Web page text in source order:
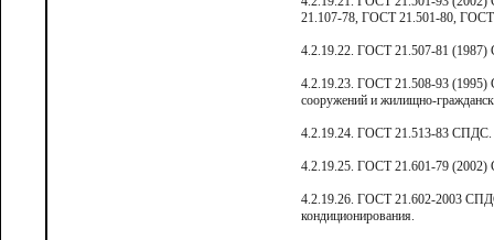
21.107-78, ГОСТ 21.501-80,
4.2.19.22. ГОСТ 21.507-81 (1987)
4.2.19.23. ГОСТ 21.508-93 (1995)
сооружений и жилищно-
4.2.19.24. ГОСТ 21.513-83 СПДС.
4.2.19.25. ГОСТ 21.601-79 (2002)
4.2.19.26. ГОСТ 21.602-2003
кондиционирования.